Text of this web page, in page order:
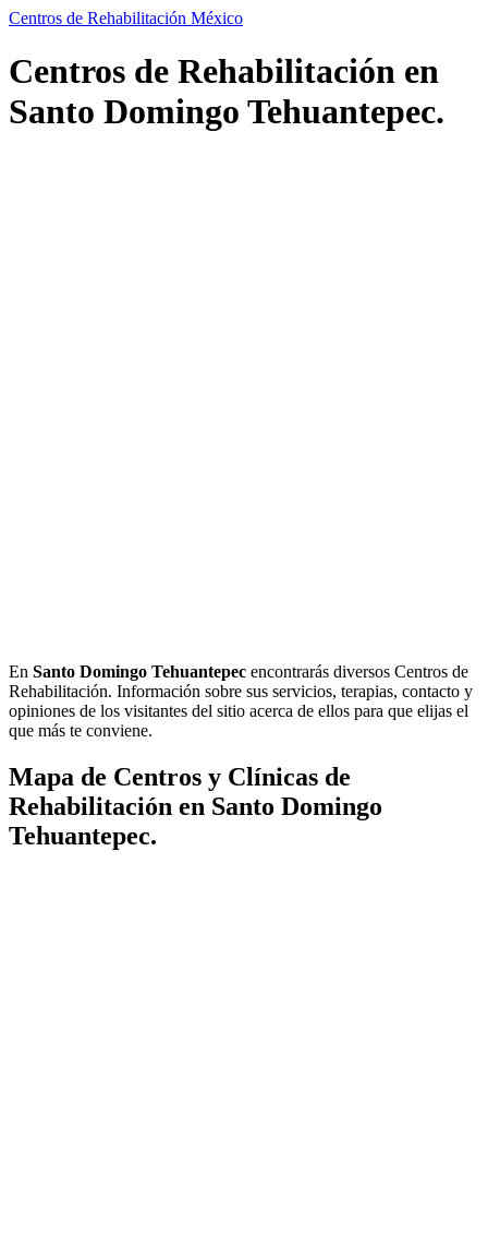
Centros de Rehabilitación México
Centros de Rehabilitación en
Santo Domingo Tehuantepec.
En Santo Domingo Tehuantepec encontrarás diversos Centros de
Rehabilitación. Información sobre sus servicios, terapias, contacto y
opiniones de los visitantes del sitio acerca de ellos para que elijas el
que más te conviene.
Mapa de Centros y Clínicas de
Rehabilitación en Santo Domingo
Tehuantepec.